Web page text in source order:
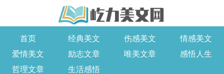
首页 经典美文 伤感美文
情感美文
爱情美文
励志文章 唯美文章
感悟人生
哲理文章
生活感悟